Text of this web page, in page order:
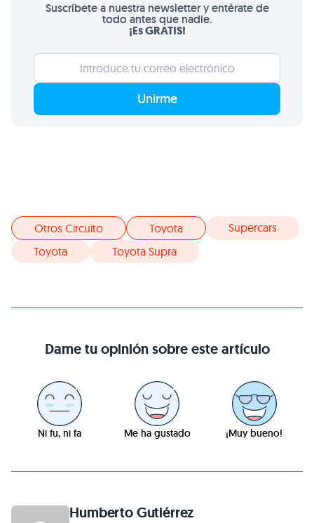
Suscríbete a nuestra newsletter y entérate de
todo antes que nadie.
¡Es GRATIS!
Unirme
Otros Circuito Toyota
Supercars
Toyota
Toyota Supra
Dame tu opinión sobre este artículo
Ni fu, ni fa Me ha gustado ¡Muy bueno!
Humberto Gutiérrez